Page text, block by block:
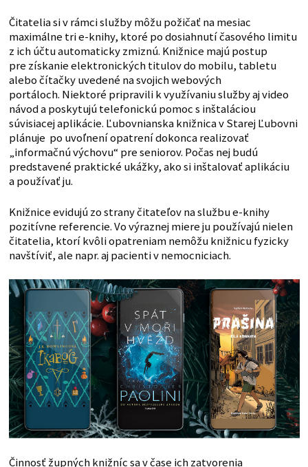
Čitatelia si v rámci služby môžu požičať na mesiac
maximálne tri e-knihy, ktoré po dosiahnutí časového limitu
z ich účtu automaticky zmiznú. Knižnice majú postup
pre získanie elektronických titulov do mobilu, tabletu
alebo čítačky uvedené na svojich webových
portáloch. Niektoré pripravili k využívaniu služby aj video
návod a poskytujú telefonickú pomoc s inštaláciou
súvisiacej aplikácie. Ľubovnianska knižnica v Starej Ľubovni
plánuje po uvoľnení opatrení dokonca realizovať
„informačnú výchovu“ pre seniorov. Počas nej budú
predstavené praktické ukážky, ako si inštalovať aplikáciu
a používať ju.
Knižnice evidujú zo strany čitateľov na službu e-knihy
pozitívne referencie. Vo výraznej miere ju používajú nielen
čitatelia, ktorí kvôli opatreniam nemôžu knižnicu fyzicky
navštíviť, ale napr. aj pacienti v nemocniciach.
Činnosť župných knižníc sa v čase ich zatvorenia